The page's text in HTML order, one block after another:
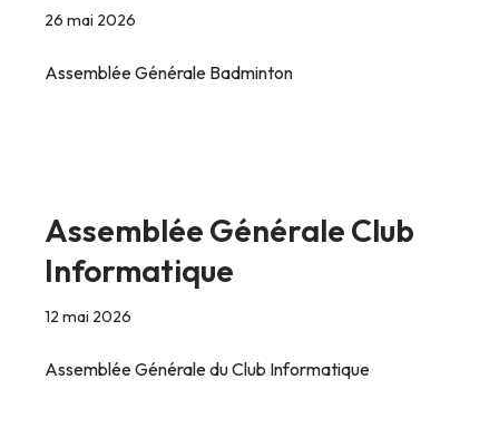
26 mai 2026
Assemblée Générale Badminton
Assemblée Générale Club
Informatique
12 mai 2026
Assemblée Générale du Club Informatique